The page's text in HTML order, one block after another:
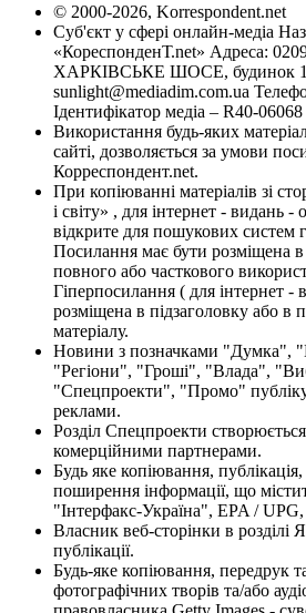
© 2000-2026, Korrespondent.net
Суб'єкт у сфері онлайн-медіа
«КореспонденТ.net» Адреса:
ХАРКІВСЬКЕ ШОСЕ, будинок
sunlight@mediadim.com.ua
Ідентифікатор медіа – R40-06068
Використання будь-яких
сайті, дозволяється за умови
Корреспондент.net.
При копіюванні матеріалів зі
і світу» , для інтернет - видань -
відкрите для пошукових систем
Посилання має бути розміщена в
повного або часткового
Гіперпосилання ( для інтернет -
розміщена в підзаголовку або в
матеріалу.
Новини з позначками "Думка",
"Регіони", "Гроші", "Влада",
"Спецпроекти", "Промо"
реклами.
Розділ Спецпроекти
комерційними партнерами.
Будь яке копіювання,
поширення інформації, що
"Інтерфакс-Україна", EPA / UPG,
Власник веб-сторінки в розділі
публікації.
Будь-яке копіювання, передрук
фотографічних творів та/або